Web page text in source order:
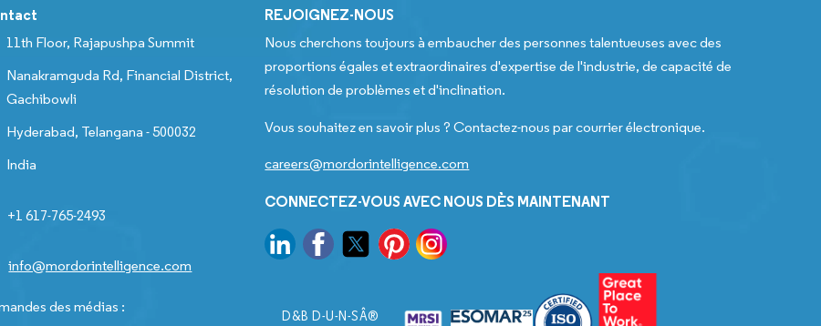
11th Floor, Rajapushpa Summit
Nanakramguda Rd, Financial District,
Gachibowli
Hyderabad, Telangana - 500032
India
+1 617-765-2493
info@mordorintelligence.com
des médias :
REJOIGNEZ-NOUS
Nous cherchons toujours à embaucher des personnes talentueuses avec des
proportions égales et extraordinaires d'expertise de l'industrie, de capacité de
résolution de problèmes et d'inclination.
Vous souhaitez en savoir plus ? Contactez-nous par courrier électronique.
careers@mordorintelligence.com
CONNECTEZ-VOUS AVEC NOUS DÈS MAINTENANT
D&B D-U-N-SÂ®